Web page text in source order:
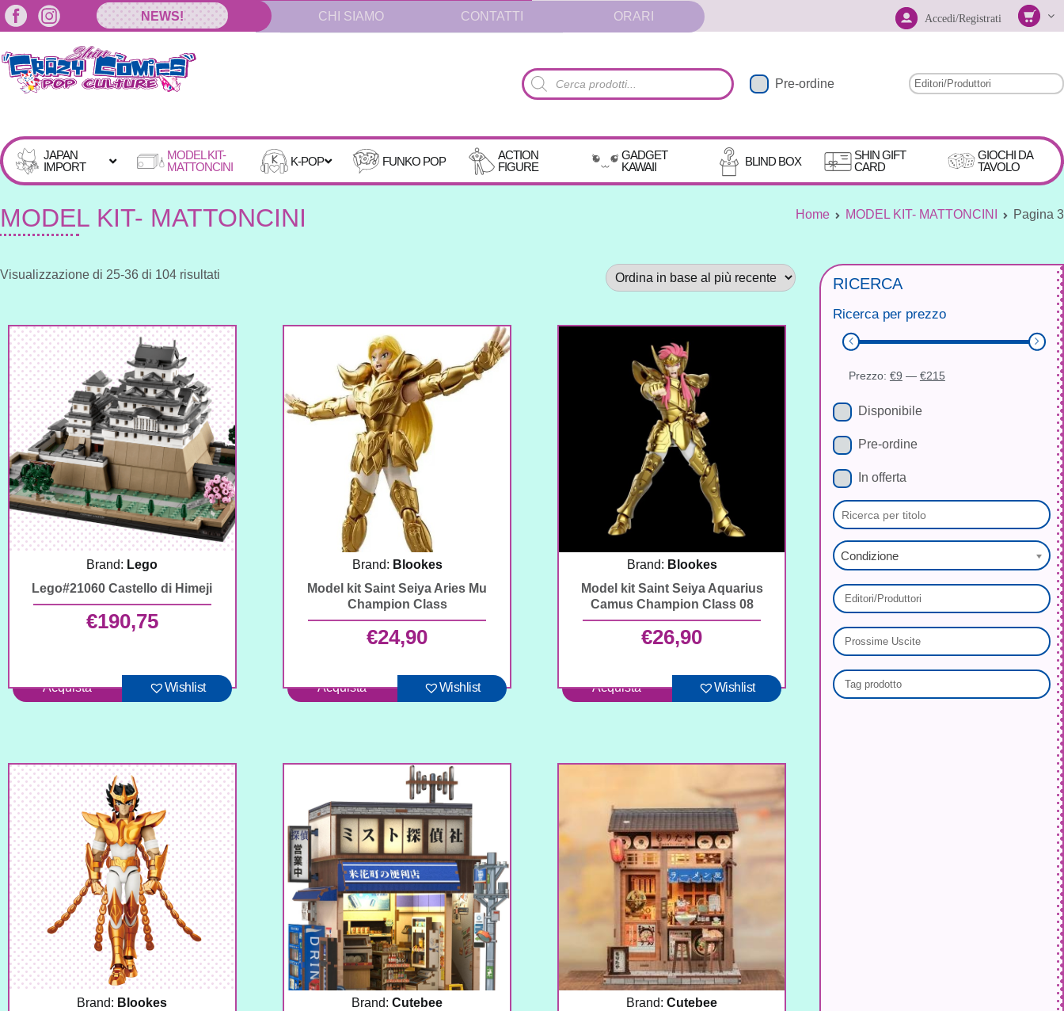
Vai
al
contenuto
NEWS! CHI SIAMO CONTATTI ORARI Accedi/Registrati
Products
search
Pre-ordine
JAPAN
IMPORT
MODEL KIT-
MATTONCINI
K-POP FUNKO POP
ACTION
FIGURE
GADGET
KAWAII
BLIND BOX
SHIN GIFT
CARD
GIOCHI DA
TAVOLO
MODEL KIT- MATTONCINI Home MODEL KIT- MATTONCINI Pagina 3
Visualizzazione di 25-36 di 104 risultati
Brand: Lego
Lego#21060 Castello di Himeji
€190,75
Acquista Wishlist
Brand: Blookes
Model kit Saint Seiya Aries Mu
Champion Class
€24,90
Acquista Wishlist
Brand: Blookes
Model kit Saint Seiya Aquarius
Camus Champion Class 08
€26,90
Acquista Wishlist
Brand: Blookes
Brand:Cutebee
Brand:Cutebee
RICERCA
Ricerca per prezzo
Prezzo: €9 — €215
Disponibile
Pre-ordine
In offerta
Condizione